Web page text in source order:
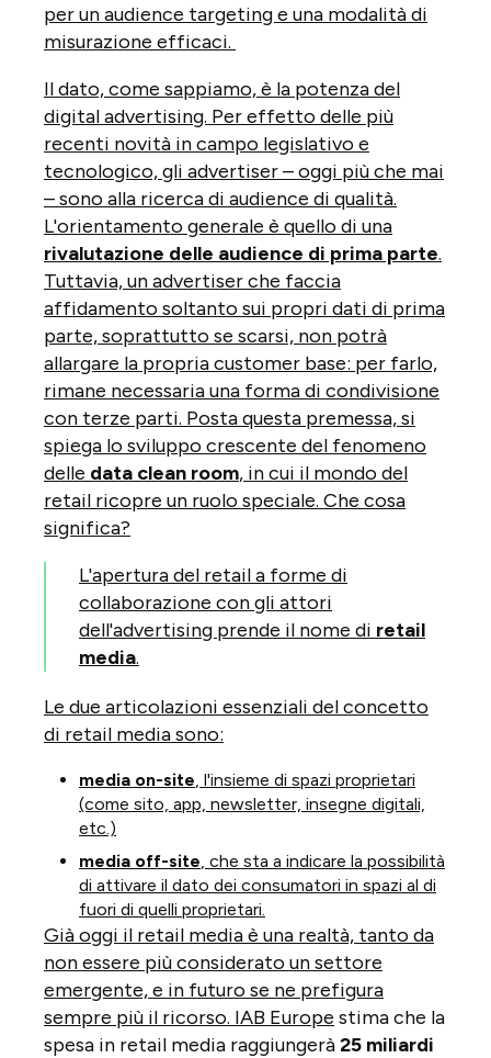
per un audience targeting e una modalità di
misurazione efficaci.
Il dato, come sappiamo, è la potenza del
digital advertising. Per effetto delle più
recenti novità in campo legislativo e
tecnologico, gli advertiser–oggi più che mai
–sono alla ricerca di audience di qualità.
L'orientamento generale è quello di una
rivalutazione delle audience di prima parte.
Tuttavia, un advertiser che faccia
affidamento soltanto sui propri dati di prima
parte, soprattutto se scarsi, non potrà
allargare la propria customer base: per farlo,
rimane necessaria una forma di condivisione
con terze parti. Posta questa premessa, si
spiega lo sviluppo crescente del fenomeno
delle data clean room, in cui il mondo del
retail ricopre un ruolo speciale. Che cosa
significa?
L'apertura del retail a forme di
collaborazione con gli attori
dell'advertising prende il nome di retail
media.
Le due articolazioni essenziali del concetto
di retail media sono:
media on-site , l'insieme di spazi proprietari
(come sito, app, newsletter, insegne digitali,
etc.)
media off-site , che sta a indicare la possibilità
di attivare il dato dei consumatori in spazi al di
fuori di quelli proprietari.
Già oggi il retail media è una realtà, tanto da
non essere più considerato un settore
emergente, e in futuro se ne prefigura
sempre più il ricorso. IAB Europe stima che la
spesa in retail media raggiungerà25 miliardi